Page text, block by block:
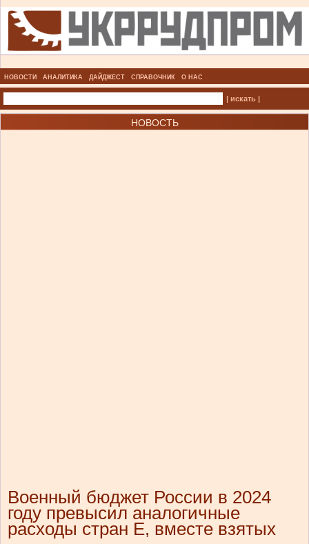
НОВОСТИ АНАЛИТИКА ДАЙДЖЕСТ СПРАВОЧНИК О НАС
| искать |
НОВОСТЬ
Военный бюджет России в 2024
году превысил аналогичные
расходы стран Е, вместе взятых